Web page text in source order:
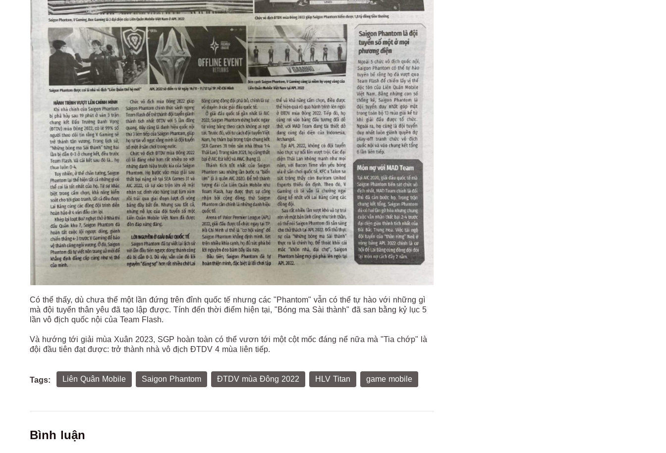
Có thể thấy, dù chưa thể một lần đứng trên đỉnh quốc tế nhưng các "Phantom" vẫn có thể tự hào với những gì
mà đội tuyển thân yêu đã tạo lập được. Tính đến thời điểm hiện tại, "Bóng ma Sài thành" đã san bằng kỷ lục 5
lần vô địch quốc nội của Team Flash.
Và hướng tới giải mùa Xuân 2023, SGP hoàn toàn có thể vươn tới một cột mốc đáng nể nữa mà "Tia chớp" là
đội đầu tiên đạt được: trở thành nhà vô địch ĐTDV 4 mùa liên tiếp.
Tags: Liên Quân Mobile Saigon Phantom ĐTDV mùa Đông 2022 HLV Titan game mobile
Bình luận